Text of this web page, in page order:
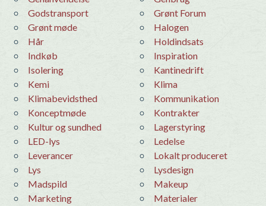
godstransport
Grønt Forum
grønt møde
Halogen
hår
holdindsats
Indkøb
Inspiration
Isolering
Kantinedrift
kemi
Klima
Klimabevidsthed
Kommunikation
konceptmøde
Kontrakter
Kultur og sundhed
Lagerstyring
LED-lys
Ledelse
leverancer
Lokalt produceret
Lys
Lysdesign
Madspild
makeup
Marketing
materialer